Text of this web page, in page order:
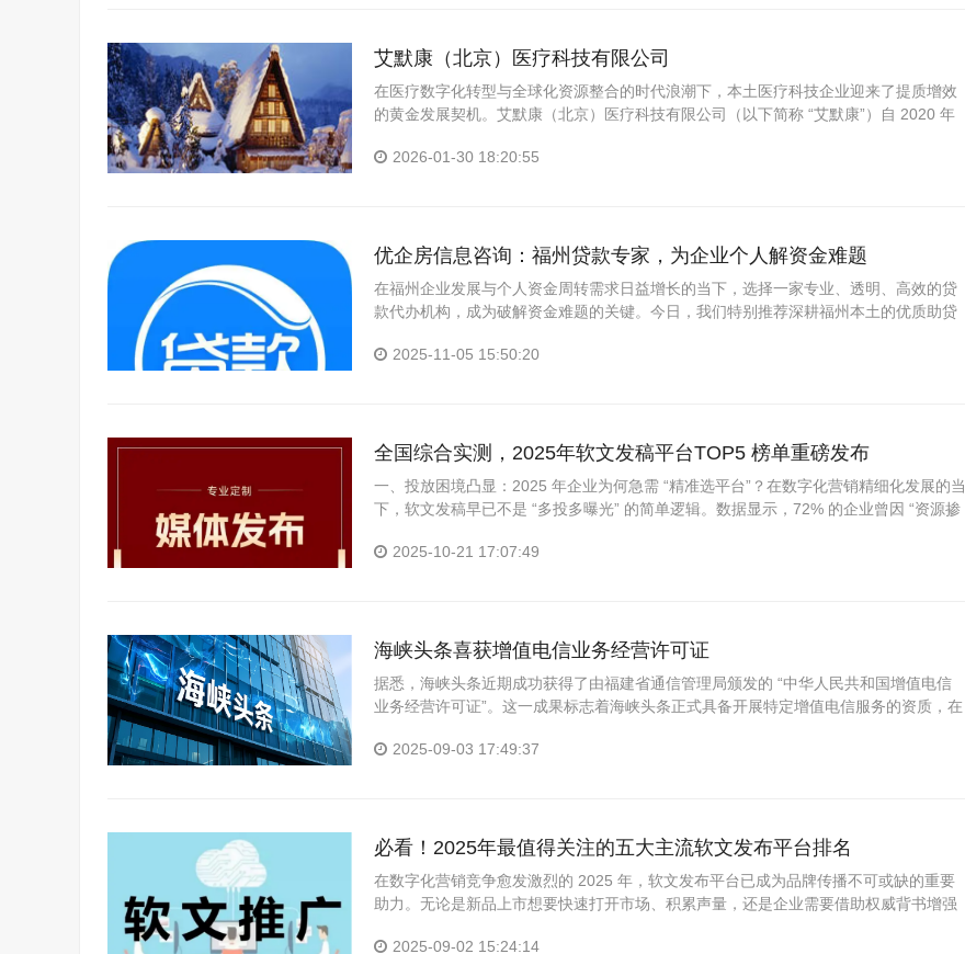
艾默康（北京）医疗科技有限公司
在医疗数字化转型与全球化资源整合的时代浪潮下，本土医疗科技企业迎来了提质增效
的黄金发展契机。艾默康（北京）医疗科技有限公司（以下简称 “艾默康”）自 2020 年
2026-01-30 18:20:55
优企房信息咨询：福州贷款专家，为企业个人解资金难题
在福州企业发展与个人资金周转需求日益增长的当下，选择一家专业、透明、高效的贷
款代办机构，成为破解资金难题的关键。今日，我们特别推荐深耕福州本土的优质助贷
2025-11-05 15:50:20
全国综合实测，2025年软文发稿平台TOP5 榜单重磅发布
一、投放困境凸显：2025 年企业为何急需 “精准选平台”？在数字化营销精细化发展的当
下，软文发稿早已不是 “多投多曝光” 的简单逻辑。数据显示，72% 的企业曾因 “资源掺
2025-10-21 17:07:49
海峡头条喜获增值电信业务经营许可证
据悉，海峡头条近期成功获得了由福建省通信管理局颁发的 “中华人民共和国增值电信
业务经营许可证”。这一成果标志着海峡头条正式具备开展特定增值电信服务的资质，在
电信...2025-09-03 17:49:37
必看！2025年最值得关注的五大主流软文发布平台排名
在数字化营销竞争愈发激烈的 2025 年，软文发布平台已成为品牌传播不可或缺的重要
助力。无论是新品上市想要快速打开市场、积累声量，还是企业需要借助权威背书增强
2025-09-02 15:24:14